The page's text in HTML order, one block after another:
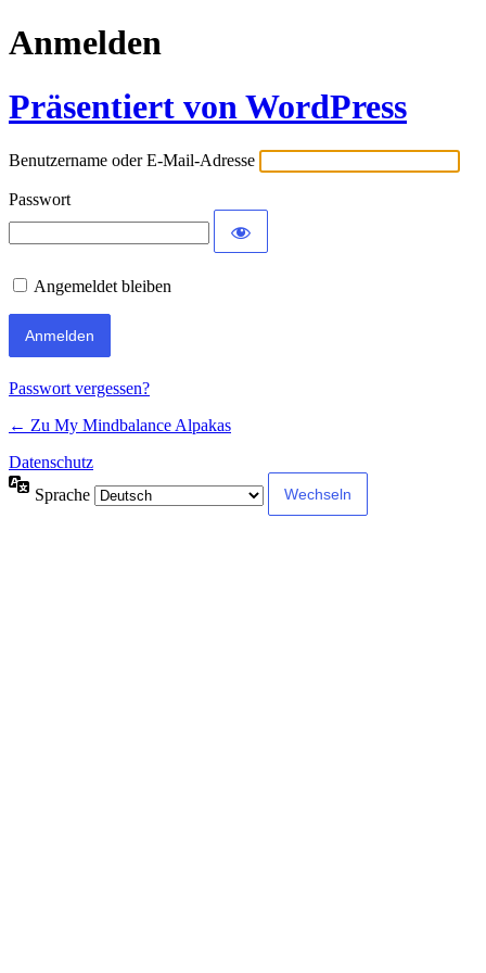
Anmelden
Präsentiert von WordPress
Benutzername oder E-Mail-Adresse
Passwort
Angemeldet bleiben
Passwort vergessen?
← Zu My Mindbalance Alpakas
Datenschutz
Sprache